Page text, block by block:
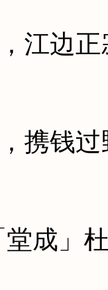
边正
钱过
成」